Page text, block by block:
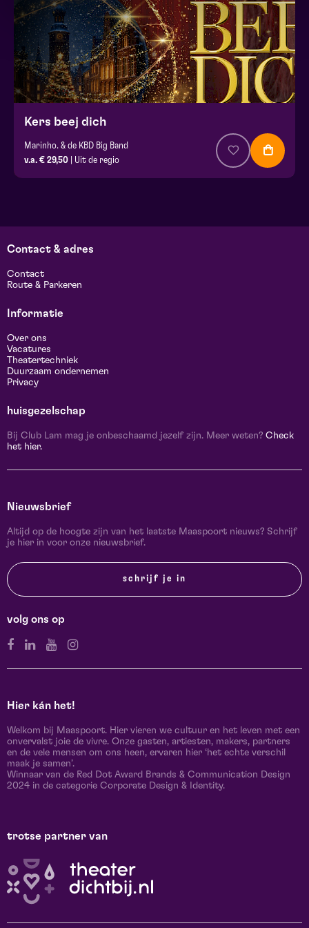
Kers beej dich
Marinho. & de KBD Big Band
v.a. € 29,50 | Uit de regio
Contact & adres
Contact
Route & Parkeren
Informatie
Over ons
Vacatures
Theatertechniek
Duurzaam ondernemen
Privacy
huisgezelschap
Bij Club Lam mag je onbeschaamd jezelf zijn. Meer weten? Check
het hier.
Nieuwsbrief
Altijd op de hoogte zijn van het laatste Maaspoort nieuws? Schrijf
je hier in voor onze nieuwsbrief.
schrijf je in
volg ons op
Hier kán het!
Welkom bij Maaspoort. Hier vieren we cultuur en het leven met een
onvervalst joie de vivre. Onze gasten, artiesten, makers, partners
en de vele mensen om ons heen, ervaren hier ‘het echte verschil
maak je samen’.
Winnaar van de Red Dot Award Brands & Communication Design
2024 in de categorie Corporate Design & Identity.
trotse partner van